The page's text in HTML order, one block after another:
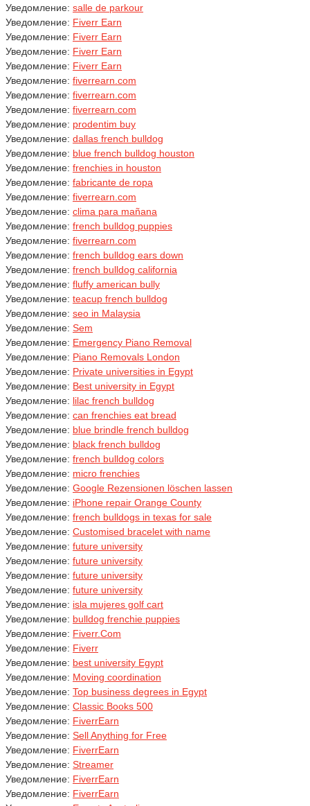
Уведомление: salle de parkour
Уведомление: Fiverr Earn
Уведомление: Fiverr Earn
Уведомление: Fiverr Earn
Уведомление: Fiverr Earn
Уведомление: fiverrearn.com
Уведомление: fiverrearn.com
Уведомление: fiverrearn.com
Уведомление: prodentim buy
Уведомление: dallas french bulldog
Уведомление: blue french bulldog houston
Уведомление: frenchies in houston
Уведомление: fabricante de ropa
Уведомление: fiverrearn.com
Уведомление: clima para mañana
Уведомление: french bulldog puppies
Уведомление: fiverrearn.com
Уведомление: french bulldog ears down
Уведомление: french bulldog california
Уведомление: fluffy american bully
Уведомление: teacup french bulldog
Уведомление: seo in Malaysia
Уведомление: Sem
Уведомление: Emergency Piano Removal
Уведомление: Piano Removals London
Уведомление: Private universities in Egypt
Уведомление: Best university in Egypt
Уведомление: lilac french bulldog
Уведомление: can frenchies eat bread
Уведомление: blue brindle french bulldog
Уведомление: black french bulldog
Уведомление: french bulldog colors
Уведомление: micro frenchies
Уведомление: Google Rezensionen löschen lassen
Уведомление: iPhone repair Orange County
Уведомление: french bulldogs in texas for sale
Уведомление: Customised bracelet with name
Уведомление: future university
Уведомление: future university
Уведомление: future university
Уведомление: future university
Уведомление: isla mujeres golf cart
Уведомление: bulldog frenchie puppies
Уведомление: Fiverr.Com
Уведомление: Fiverr
Уведомление: best university Egypt
Уведомление: Moving coordination
Уведомление: Top business degrees in Egypt
Уведомление: Classic Books 500
Уведомление: FiverrEarn
Уведомление: Sell Anything for Free
Уведомление: FiverrEarn
Уведомление: Streamer
Уведомление: FiverrEarn
Уведомление: FiverrEarn